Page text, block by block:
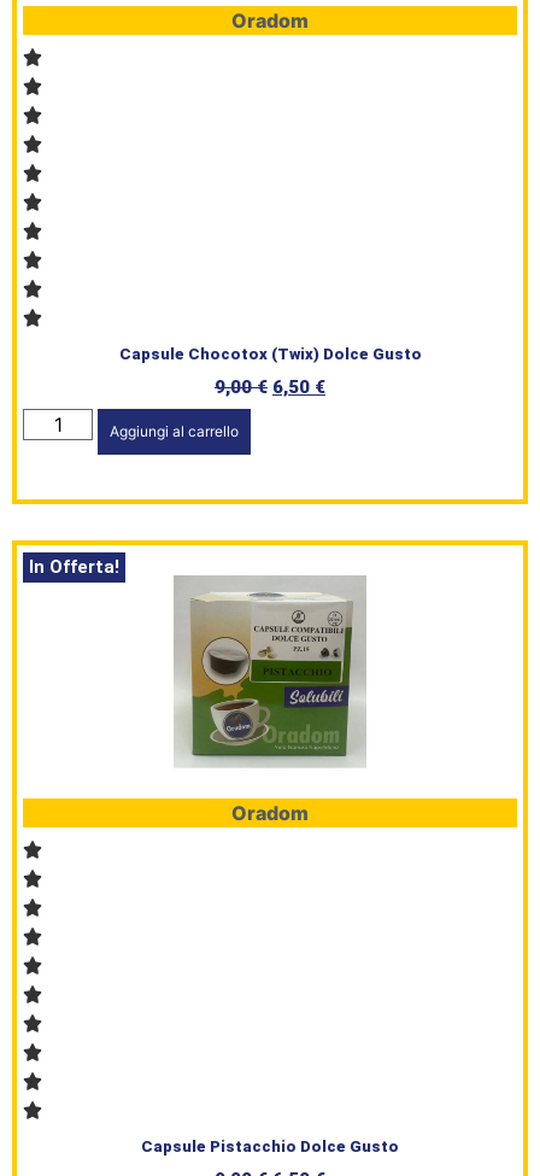
Prodotti
Oradom
Capsule Chocotox (Twix) Dolce Gusto
9,00€ 6,50 €
Aggiungi al carrello
In Offerta!
Oradom
Capsule Pistacchio Dolce Gusto